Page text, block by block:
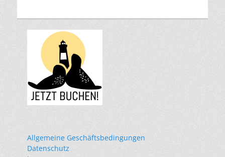
Allgemeine Geschäftsbedingungen
Datenschutz